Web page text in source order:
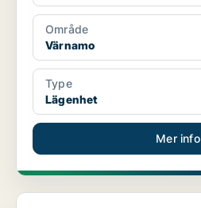
Område
Värnamo
Type
Lägenhet
Mer info
Lägenhet i Värnamo